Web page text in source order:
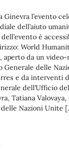
Ginevra l’evento
dell’aiuto
è
World
aperto da un
Generale delle
e da interventi
dell’Ufficio
Tatiana Valovaya,
delle Nazioni Unite